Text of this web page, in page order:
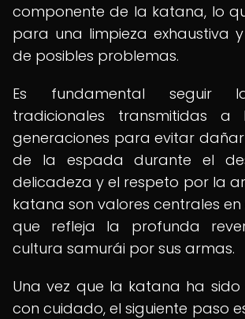
componente de la katana, lo
para una limpieza exhaustiva
de posibles problemas.
Es fundamental seguir
tradicionales transmitidas
generaciones para evitar
de la espada durante el
delicadeza y el respeto por la
katana son valores centrales
que refleja la profunda
cultura samurái por sus armas.
Una vez que la katana ha
con cuidado, el siguiente paso